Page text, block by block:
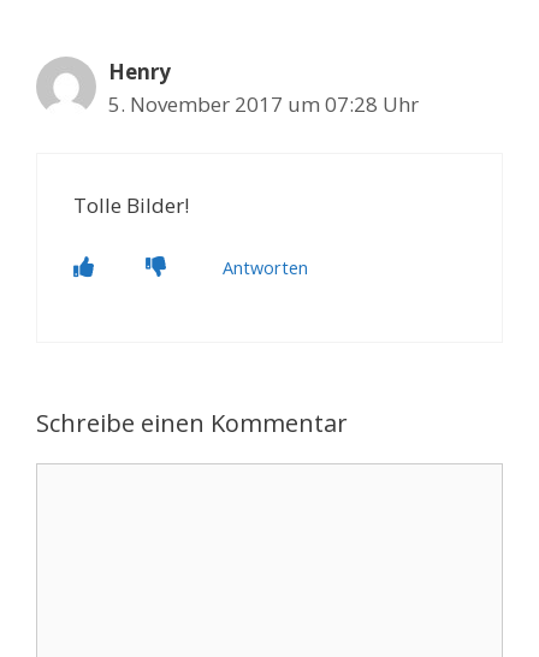
Henry
5. November 2017 um 07:28 Uhr
Tolle Bilder!
Antworten
Schreibe einen Kommentar